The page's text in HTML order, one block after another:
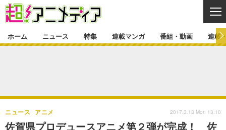
ゲーム・アプリ マンガ
特集一覧 カバー
連載マンガ
連載マンガ一覧 連載一覧
番組・動画
ホーム ニュース 特集 連載マンガ 番組・動画 連載
佐賀県プロデュースアニメ第２弾が完成！ 佐
ニュース アニメ 2017.3.13 Mon 13:10